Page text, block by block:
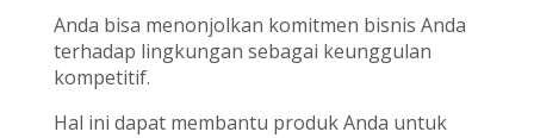
Anda bisa menonjolkan komitmen bisnis Anda
terhadap lingkungan sebagai keunggulan
kompetitif.
Hal ini dapat membantu produk Anda untuk